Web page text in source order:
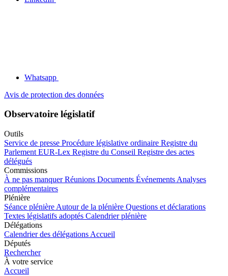
Whatsapp
Avis de protection des données
Observatoire législatif
Outils
Service de presse Procédure législative ordinaire Registre du
Parlement EUR-Lex Registre du Conseil Registre des actes
délégués
Commissions
À ne pas manquer Réunions Documents Événements Analyses
complémentaires
Plénière
Séance plénière Autour de la plénière Questions et déclarations
Textes législatifs adoptés Calendrier plénière
Délégations
Calendrier des délégations Accueil
Députés
Rechercher
À votre service
Accueil